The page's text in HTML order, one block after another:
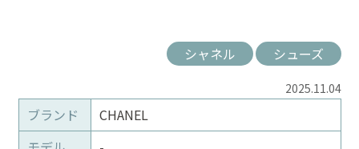
シャネル シューズ
2025.11.04
ブランド
CHANEL